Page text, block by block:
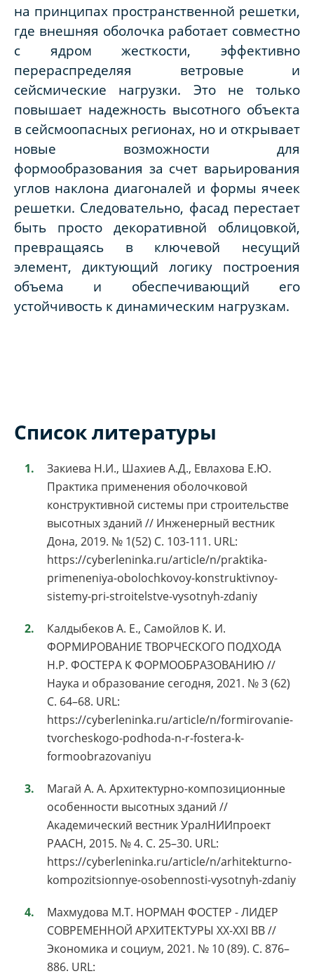
на принципах пространственной решетки,
где внешняя оболочка работает совместно
с ядром жесткости, эффективно
перераспределяя ветровые и
сейсмические нагрузки. Это не только
повышает надежность высотного объекта
в сейсмоопасных регионах, но и открывает
новые возможности для
формообразования за счет варьирования
углов наклона диагоналей и формы ячеек
решетки. Следовательно, фасад перестает
быть просто декоративной облицовкой,
превращаясь в ключевой несущий
элемент, диктующий логику построения
объема и обеспечивающий его
устойчивость к динамическим нагрузкам.
Список литературы
Закиева Н.И., Шахиев А.Д., Евлахова Е.Ю.
Практика применения оболочковой
конструктивной системы при строительстве
высотных зданий // Инженерный вестник
Дона, 2019. № 1(52) С. 103-111. URL:
https://cyberleninka.ru/article/n/praktika-
primeneniya-obolochkovoy-konstruktivnoy-
sistemy-pri-stroitelstve-vysotnyh-zdaniy
Калдыбеков А. Е., Самойлов К. И.
ФОРМИРОВАНИЕ ТВОРЧЕСКОГО ПОДХОДА
Н.Р. ФОСТЕРА К ФОРМООБРАЗОВАНИЮ //
Наука и образование сегодня, 2021. № 3 (62)
С. 64–68. URL:
https://cyberleninka.ru/article/n/formirovanie-
tvorcheskogo-podhoda-n-r-fostera-k-
formoobrazovaniyu
Магай А. А. Архитектурно-композиционные
особенности высотных зданий //
Академический вестник УралНИИпроект
РААСН, 2015. № 4. С. 25–30. URL:
https://cyberleninka.ru/article/n/arhitekturno-
kompozitsionnye-osobennosti-vysotnyh-zdaniy
Махмудова М.Т. НОРМАН ФОСТЕР - ЛИДЕР
СОВРЕМЕННОЙ АРХИТЕКТУРЫ ХХ-ХХI ВВ //
Экономика и социум, 2021. № 10 (89). С. 876–
886. URL: